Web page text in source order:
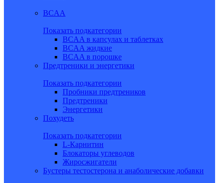
BCAA
Показать подкатегории
BCAA в капсулах и таблетках
BCAA жидкие
BCAA в порошке
Предтреники и энергетики
Показать подкатегории
Пробники предтреников
Предтреники
Энергетики
Похудеть
Показать подкатегории
L-Карнитин
Блокаторы углеводов
Жиросжигатели
Бустеры тестостерона и анаболические добавки